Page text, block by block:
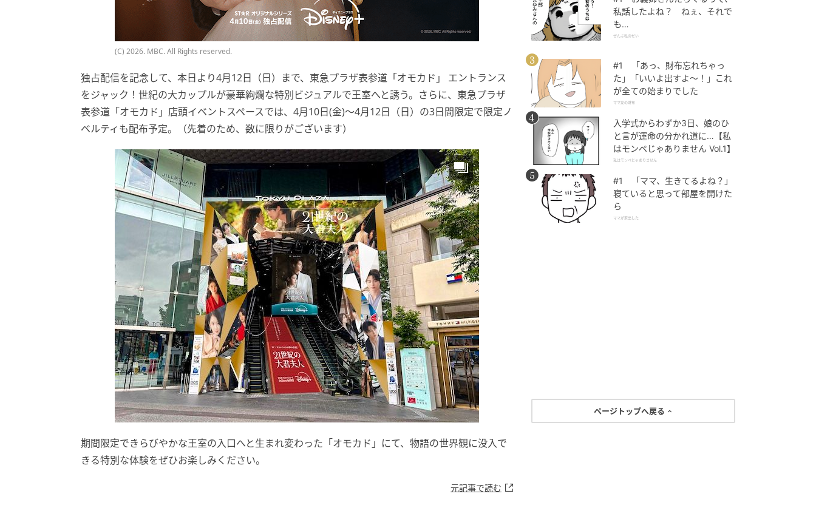
(C) 2026. MBC. All Rights reserved.
独占配信を記念して、本日より4月12日（日）まで、東急プラザ表参道「オモカド」 エントランス
をジャック！世紀の大カップルが豪華絢爛な特別ビジュアルで王室へと誘う。さらに、東急プラザ
表参道「オモカド」店頭イベントスペースでは、4月10日(金)～4月12日（日）の3日間限定で限定ノ
ベルティも配布予定。（先着のため、数に限りがございます）
期間限定できらびやかな王室の入口へと生まれ変わった「オモカド」にて、物語の世界観に没入で
きる特別な体験をぜひお楽しみください。
元記事で読む
私話したよね？ ねぇ、それで
も…
ぜんぶ私のせい
#1 「あっ、財布忘れちゃっ
た」「いいよ出すよ〜！」これ
が全ての始まりでした
ママ友の財布
入学式からわずか3日、娘のひ
と言が運命の分かれ道に…【私
はモンペじゃありません Vol.1】
私はモンペじゃありません
#1 「ママ、生きてるよね？」
寝ていると思って部屋を開けた
ら
ママが家出した
ページトップへ戻る